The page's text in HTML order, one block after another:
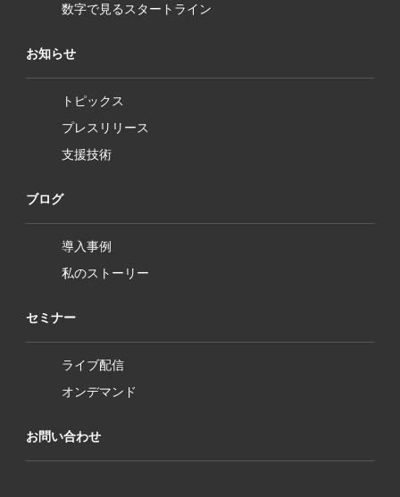
数字で見るスタートライン
お知らせ
トピックス
プレスリリース
支援技術
ブログ
導入事例
私のストーリー
セミナー
ライブ配信
オンデマンド
お問い合わせ